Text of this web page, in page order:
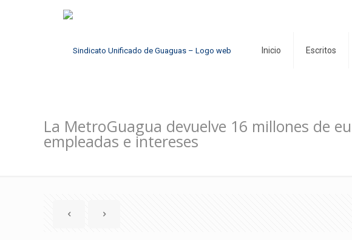
Inicio Escritos
La MetroGuagua devuelve 16 millones de
empleadas e intereses